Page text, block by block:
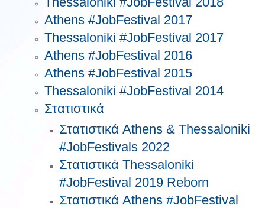
Athens #JobFestival 2017
Τhessaloniki #JobFestival 2017
Athens #JobFestival 2016
Athens #JobFestival 2015
Thessaloniki #JobFestival 2014
Στατιστικά
Στατιστικά Athens & Thessaloniki
#JobFestivals 2022
Στατιστικά Thessaloniki
#JobFestival 2019 Reborn
Στατιστικά Athens #JobFestival